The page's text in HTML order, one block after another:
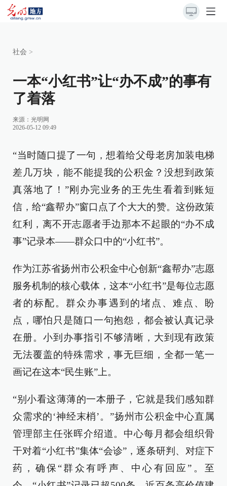
社会 >
一本“小红书”让“办不成”的事有
了着落
来源： 光明网
2026-05-12 09:49
“当时随口提了一句，想着给父母老房加装电梯
差几万块，能不能提我的公积金？没想到政策
真落地了！”刚办完业务的王先生看着到账短
信，给“鑫帮办”窗口点了个大大的赞。这份政策
红利，离不开志愿者手边那本不起眼的“办不成
事”记录本——群众口中的“小红书”。
作为江苏省扬州市公积金中心创新“鑫帮办”志愿
服务机制的核心载体，这本“小红书”是每位志愿
者的标配。群众办事遇到的堵点、难点、盼
点，哪怕只是随口一句抱怨，都会被认真记录
在册。小到办事指引不够清晰，大到现有政策
无法覆盖的特殊需求，事无巨细，全都一笔一
画记在这本“民生账”上。
“别小看这薄薄的一本册子，它就是我们感知群
众需求的‘神经末梢’。”扬州市公积金中心直属
管理部主任张晖介绍道。中心每月都会组织骨
干对着“小红书”集体“会诊”，逐条研判、对症下
药，确保“群众有呼声、中心有回应”。至